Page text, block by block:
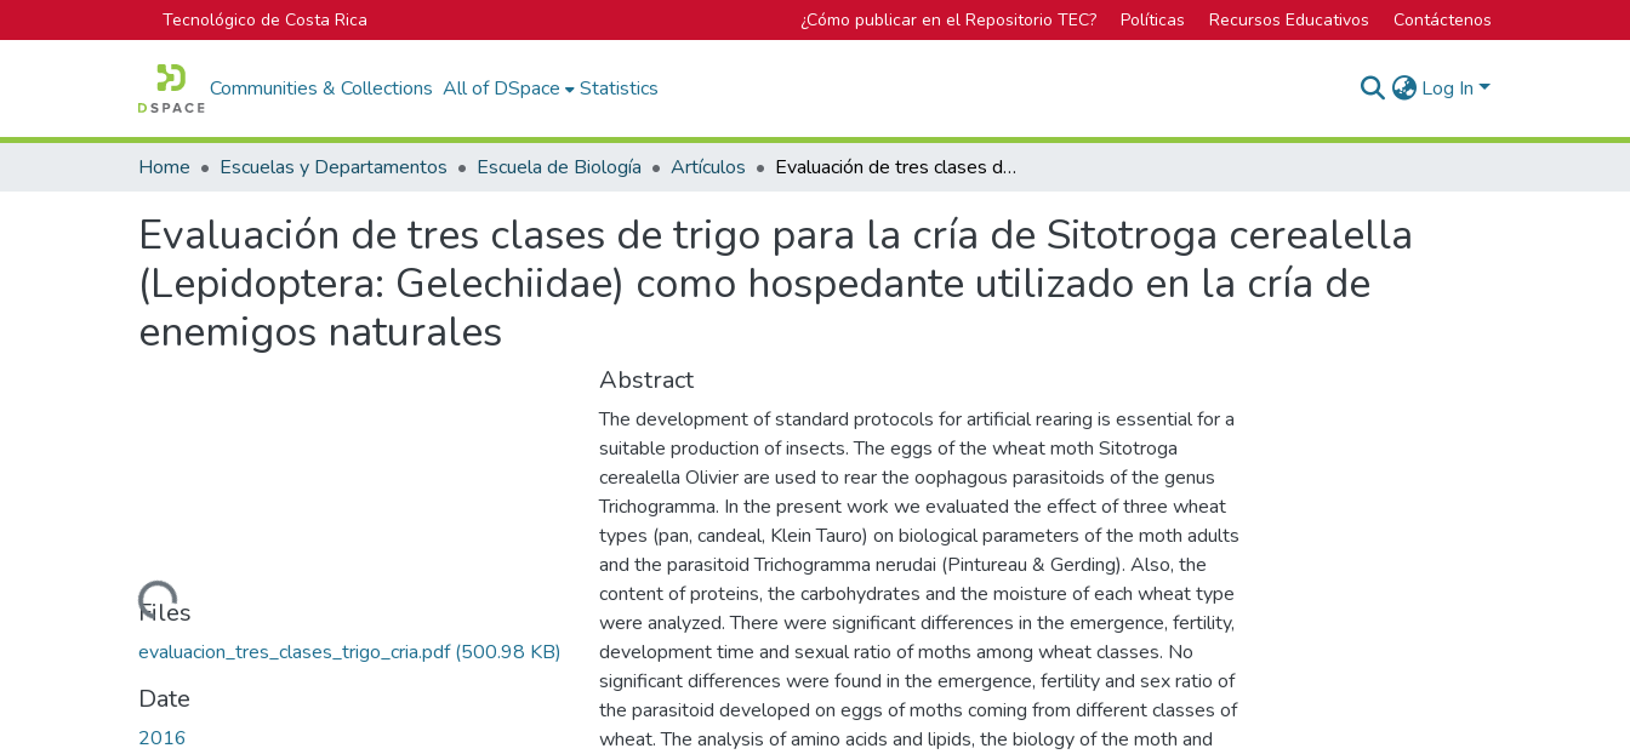
Tecnológico de Costa Rica ¿Cómo publicar en el Repositorio TEC? Políticas Recursos Educativos Contáctenos
Communities & Collections All of DSpace Statistics Log In
Home Escuelas y Departamentos Escuela de Biología Artículos Evaluación de tres clases de trigo para la cría de Sitotroga cerealella (Lepidoptera: Gelechiidae) como hospedante utilizado en la cría de enemigos naturales
Evaluación de tres clases de trigo para la cría de Sitotroga cerealella
(Lepidoptera: Gelechiidae) como hospedante utilizado en la cría de
enemigos naturales
Loading...
Files
evaluacion_tres_clases_trigo_cria.pdf(500.98 KB)
Date
2016
Abstract
The development of standard protocols for artificial rearing is essential for a
suitable production of insects. The eggs of the wheat moth Sitotroga
cerealella Olivier are used to rear the oophagous parasitoids of the genus
Trichogramma. In the present work we evaluated the effect of three wheat
types (pan, candeal, Klein Tauro) on biological parameters of the moth adults
and the parasitoid Trichogramma nerudai (Pintureau & Gerding). Also, the
content of proteins, the carbohydrates and the moisture of each wheat type
were analyzed. There were significant differences in the emergence, fertility,
development time and sexual ratio of moths among wheat classes. No
significant differences were found in the emergence, fertility and sex ratio of
the parasitoid developed on eggs of moths coming from different classes of
wheat. The analysis of amino acids and lipids, the biology of the moth and